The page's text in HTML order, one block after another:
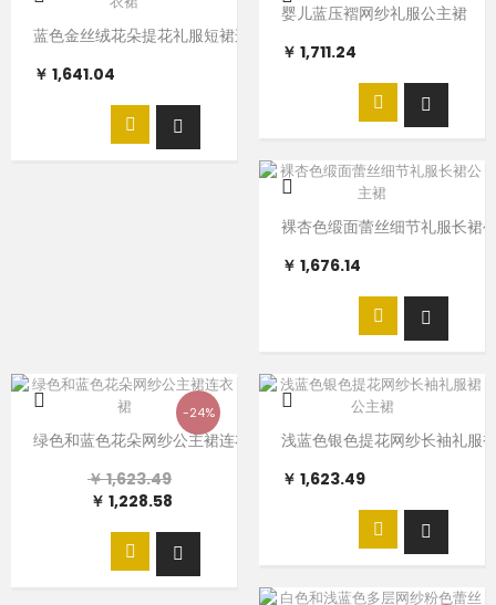
蓝色金丝绒花朵提花礼服短裙连衣裙
￥ 1,641.04
婴儿蓝压褶网纱礼服公主裙
￥ 1,711.24
裸杏色缎面蕾丝细节礼服长裙
￥ 1,676.14
-24%
绿色和蓝色花朵网纱公主裙连衣裙
￥ 1,623.49
￥ 1,228.58
浅蓝色银色提花网纱长袖礼服
￥ 1,623.49